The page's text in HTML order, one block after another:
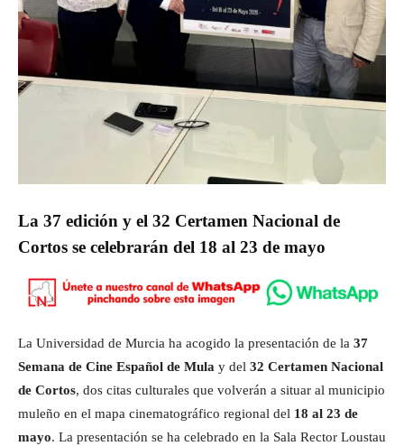
La 37 edición y el 32 Certamen Nacional de
Cortos se celebrarán del 18 al 23 de mayo
La Universidad de Murcia ha acogido la presentación de la 37
Semana de Cine Español de Mula y del 32 Certamen Nacional
de Cortos, dos citas culturales que volverán a situar al municipio
muleño en el mapa cinematográfico regional del 18 al 23 de
mayo. La presentación se ha celebrado en la Sala Rector Loustau